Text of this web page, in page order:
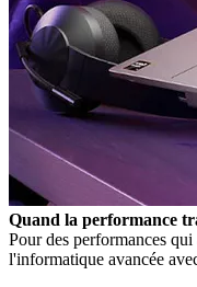
Quand la performance
Pour des performances
l'informatique avancée